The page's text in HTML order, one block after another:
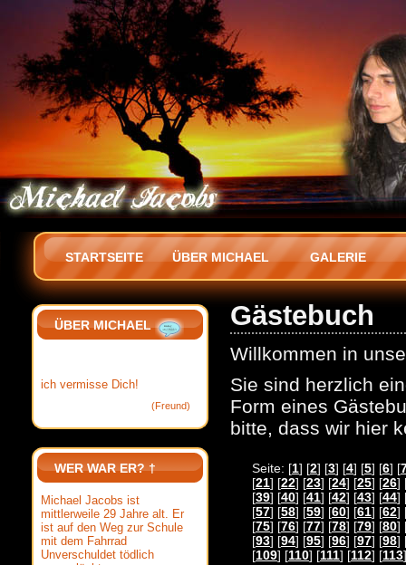
STARTSEITE ÜBER MICHAEL GALERIE
Gästebuch
Willkommen in
Sie sind herzlich
Form eines
bitte, dass wir hier
Seite: [1] [2] [3] [4] [5] [6] [
[21] [22] [23] [24] [25] [26]
[39] [40] [41] [42] [43] [44]
[57] [58] [59] [60] [61] [62]
[75] [76] [77] [78] [79] [80]
[93] [94] [95] [96] [97] [98]
[109] [110] [111] [112] [113
ÜBER MICHAEL
ich vermisse Dich!
(Freund)
WER WAR ER? †
Michael Jacobs ist
mittlerweile 29 Jahre alt. Er
ist auf den Weg zur Schule
mit dem Fahrrad
Unverschuldet tödlich